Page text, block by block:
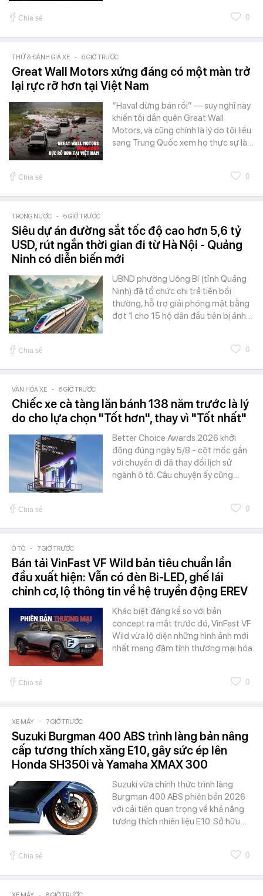
Chia sẻ 0
THỬ & ĐÁNH GIÁ XE - 6 GIỜ TRƯỚC
Great Wall Motors xứng đáng có một màn trở
lại rực rỡ hơn tại Việt Nam
“Haval dừng bán rồi” — suy nghĩ này
khiến tôi dần quên Great Wall
Motors, và cũng chính là lý do tôi liều
sang Trung Quốc xem họ thực sự là…
Chia sẻ 0
TRONG NƯỚC - 6 GIỜ TRƯỚC
Siêu dự án đường sắt tốc độ cao hơn 5,6 tỷ
USD, rút ngắn thời gian đi từ Hà Nội - Quảng
Ninh có diễn biến mới
UBND phường Uông Bí (tỉnh Quảng
Ninh) đã tổ chức chi trả tiền bồi
thường, hỗ trợ giải phóng mặt bằng
đợt 1 cho 15 hộ dân đầu tiên bị ảnh…
Chia sẻ 0
VĂN HÓA XE - 6 GIỜ TRƯỚC
Chiếc xe cà tàng lăn bánh 138 năm trước là lý
do cho lựa chọn "Tốt hơn", thay vì "Tốt nhất"
Better Choice Awards 2026 khởi
động đúng ngày 5/8 - cột mốc gắn
với chuyến đi đã thay đổi lịch sử
ngành ô tô. Câu chuyện ấy cũng…
Chia sẻ 0
Ô TÔ - 7 GIỜ TRƯỚC
Bán tải VinFast VF Wild bản tiêu chuẩn lần
đầu xuất hiện: Vẫn có đèn Bi-LED, ghế lái
chỉnh cơ, lộ thông tin về hệ truyền động EREV
Khác biệt đáng kể so với bản
concept ra mắt trước đó, VinFast VF
Wild vừa lộ diện những hình ảnh mới
nhất mang đậm tính thương mại hóa.
Chia sẻ 0
XE MÁY - 7 GIỜ TRƯỚC
Suzuki Burgman 400 ABS trình làng bản nâng
cấp tương thích xăng E10, gây sức ép lên
Honda SH350i và Yamaha XMAX 300
Suzuki vừa chính thức trình làng
Burgman 400 ABS phiên bản 2026
với cải tiến quan trọng về khả năng
tương thích nhiên liệu E10. Sở hữu…
Chia sẻ 0